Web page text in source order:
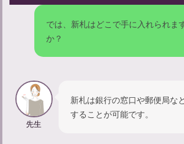
納骨法要の意義と実施方法：心を込めた儀式
では、新札はどこで手に入れられま
か？
先生
新札は銀行の窓口や郵便局な
することが可能です。